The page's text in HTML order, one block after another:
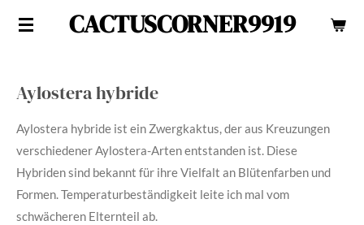
Zum
CACTUSCORNER9919
Aylostera hybride
Aylostera hybride ist ein Zwergkaktus, der aus Kreuzungen
verschiedener Aylostera-Arten entstanden ist. Diese
Hybriden sind bekannt für ihre Vielfalt an Blütenfarben und
Formen. Temperaturbeständigkeit leite ich mal vom
schwächeren Elternteil ab.